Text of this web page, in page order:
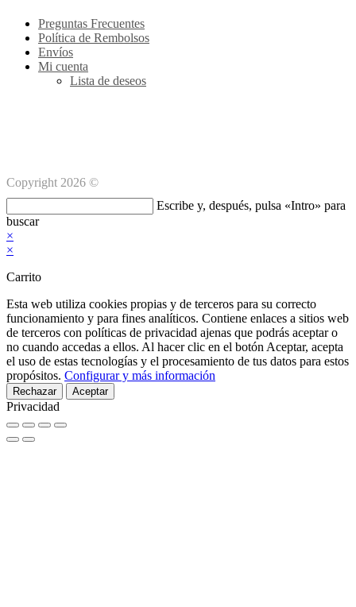
Preguntas Frecuentes
Política de Rembolsos
Envíos
Mi cuenta
Lista de deseos
Copyright 2026 ©
en
esta
web
Escribe y, después, pulsa «Intro» para
buscar
×
×
Carrito
Esta web utiliza cookies propias y de terceros para su correcto
funcionamiento y para fines analíticos. Contiene enlaces a sitios web
de terceros con políticas de privacidad ajenas que podrás aceptar o
no cuando accedas a ellos. Al hacer clic en el botón Aceptar, acepta
el uso de estas tecnologías y el procesamiento de tus datos para estos
propósitos. Configurar y más información
Rechazar Aceptar
Privacidad